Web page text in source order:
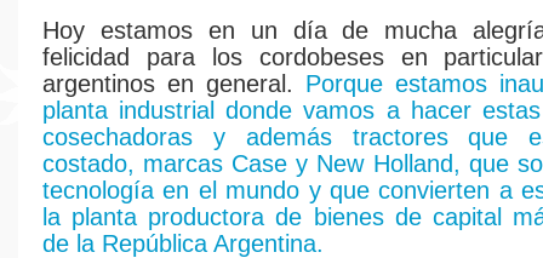
Hoy estamos en un día de mucha
felicidad para los cordobeses en
argentinos en general. Porque estamos
planta industrial donde vamos a hacer
cosechadoras y además tractores que
costado, marcas Case y New Holland, que
tecnología en el mundo y que convierten a
la planta productora de bienes de capital
de la República Argentina.